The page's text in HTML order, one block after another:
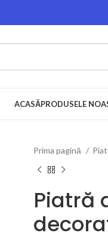
ACASĂPRODUSELE
Prima pagină
Piatră